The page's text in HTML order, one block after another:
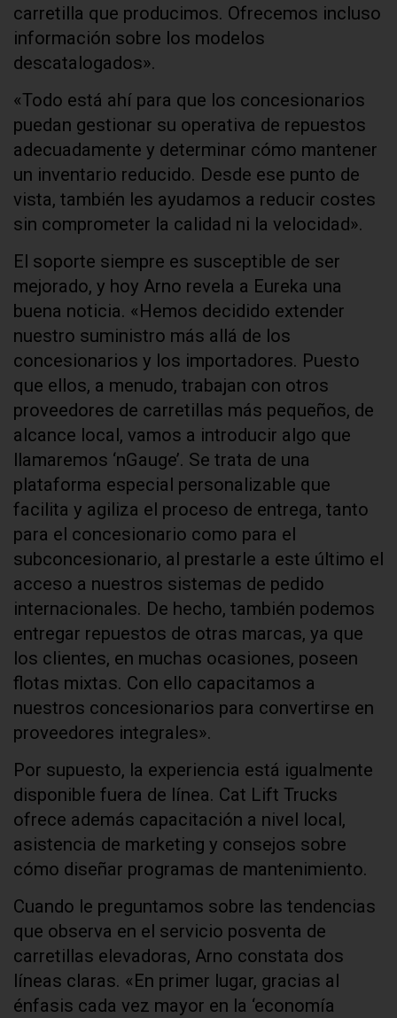
carretilla que producimos. Ofrecemos incluso
información sobre los modelos
descatalogados».
«Todo está ahí para que los concesionarios
puedan gestionar su operativa de repuestos
adecuadamente y determinar cómo mantener
un inventario reducido. Desde ese punto de
vista, también les ayudamos a reducir costes
sin comprometer la calidad ni la velocidad».
El soporte siempre es susceptible de ser
mejorado, y hoy Arno revela a Eureka una
buena noticia. «Hemos decidido extender
nuestro suministro más allá de los
concesionarios y los importadores. Puesto
que ellos, a menudo, trabajan con otros
proveedores de carretillas más pequeños, de
alcance local, vamos a introducir algo que
llamaremos ‘nGauge’. Se trata de una
plataforma especial personalizable que
facilita y agiliza el proceso de entrega, tanto
para el concesionario como para el
subconcesionario, al prestarle a este último el
acceso a nuestros sistemas de pedido
internacionales. De hecho, también podemos
entregar repuestos de otras marcas, ya que
los clientes, en muchas ocasiones, poseen
flotas mixtas. Con ello capacitamos a
nuestros concesionarios para convertirse en
proveedores integrales».
Por supuesto, la experiencia está igualmente
disponible fuera de línea. Cat Lift Trucks
ofrece además capacitación a nivel local,
asistencia de marketing y consejos sobre
cómo diseñar programas de mantenimiento.
Cuando le preguntamos sobre las tendencias
que observa en el servicio posventa de
carretillas elevadoras, Arno constata dos
líneas claras. «En primer lugar, gracias al
énfasis cada vez mayor en la ‘economía